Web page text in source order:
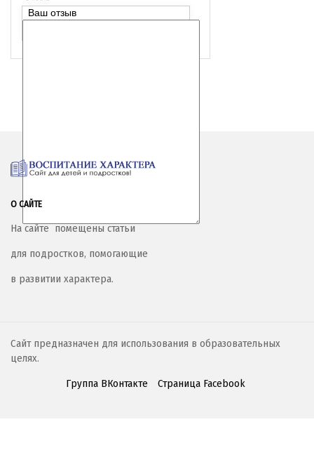
Ваш отзыв
О САЙТЕ
На сайте помещены статьи
для подростков, помогающие
в развитии характера.
Сайт предназначен для использования в образовательных
целях.
Группа ВКонтакте
Страница Facebook